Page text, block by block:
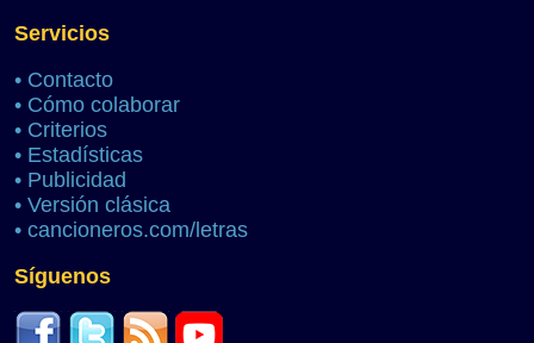
Servicios
• Contacto
• Cómo colaborar
• Criterios
• Estadísticas
• Publicidad
• Versión clásica
• cancioneros.com/letras
Síguenos